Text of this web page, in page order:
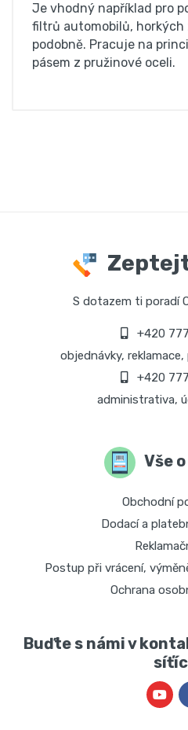
Je vhodný například pro
filtrů automobilů, horkých
podobně. Pracuje na
pásem z pružinové oceli.
S dotazem ti poradí
+420
objednávky,
+420
administrativa,
Vše
Obchodní
Dodací a
Postup při vrácení,
Ochrana
Buďte s námi v